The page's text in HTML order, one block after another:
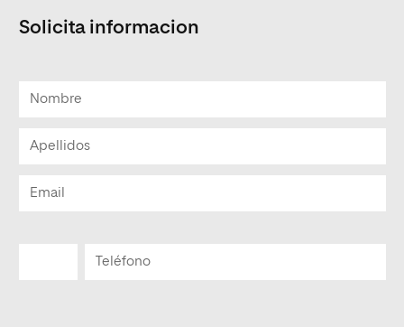
Solicita informacion